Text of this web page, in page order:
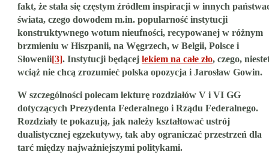
fakt, że stała się częstym źródłem inspiracji w innych
świata, czego dowodem m.in. popularność instytucji
konstruktywnego wotum nieufności, recypowanej w różnym
brzmieniu w Hiszpanii, na Węgrzech, w Belgii, Polsce i
Słowenii[3]. Instytucji będącej lekiem na całe zło, czego,
wciąż nie chcą zrozumieć polska opozycja i Jarosław Gowin.
W szczególności polecam lekturę rozdziałów V i VI GG
dotyczących Prezydenta Federalnego i Rządu Federalnego.
Rozdziały te pokazują, jak należy kształtować ustrój
dualistycznej egzekutywy, tak aby ograniczać przestrzeń dla
tarć między najważniejszymi politykami.